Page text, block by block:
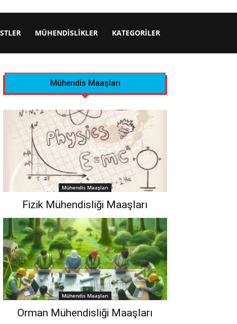
MÜHENDISLIKLER KATEGORILER
Mühendis Maaşları
Mühendis Maaşları
Fizik Mühendisliği Maaşları
Mühendis Maaşları
Orman Mühendisliği‎ Maaşları